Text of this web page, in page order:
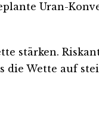
Uran-
stärken.
Wette auf